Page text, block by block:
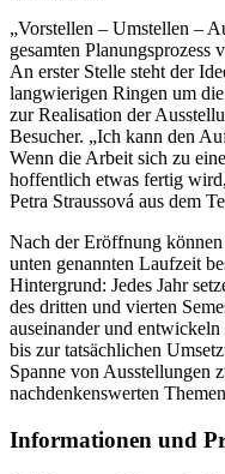
„Vorstellen – Umstellen –
gesamten
An erster Stelle steht der
langwierigen Ringen um
zur Realisation der
Besucher. „Ich kann den
Wenn die Arbeit sich zu
hoffentlich etwas fertig
Petra Straussová aus dem
Nach der Eröffnung
unten genannten Laufzeit
Hintergrund: Jedes Jahr
des dritten und vierten
auseinander und
bis zur tatsächlichen
Spanne von Ausstellungen
nachdenkenswerten
Informationen und